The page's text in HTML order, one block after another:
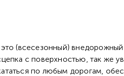
(всесезонный)
с поверхностью, так же
по любым дорогам,